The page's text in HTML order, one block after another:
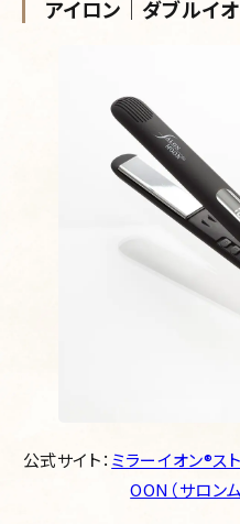
アイロン｜ダブルイ
公式サイト： ミラーイオン®ス
OON（サロン